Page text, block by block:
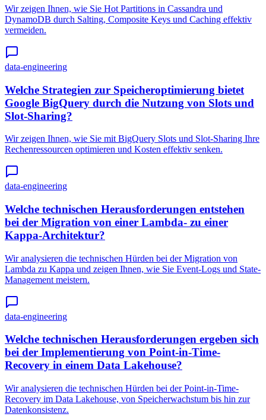
Wir zeigen Ihnen, wie Sie Hot Partitions in Cassandra und
DynamoDB durch Salting, Composite Keys und Caching effektiv
vermeiden.
data-engineering
Welche Strategien zur Speicheroptimierung bietet
Google BigQuery durch die Nutzung von Slots und
Slot-Sharing?
Wir zeigen Ihnen, wie Sie mit BigQuery Slots und Slot-Sharing Ihre
Rechenressourcen optimieren und Kosten effektiv senken.
data-engineering
Welche technischen Herausforderungen entstehen
bei der Migration von einer Lambda- zu einer
Kappa-Architektur?
Wir analysieren die technischen Hürden bei der Migration von
Lambda zu Kappa und zeigen Ihnen, wie Sie Event-Logs und State-
Management meistern.
data-engineering
Welche technischen Herausforderungen ergeben sich
bei der Implementierung von Point-in-Time-
Recovery in einem Data Lakehouse?
Wir analysieren die technischen Hürden bei der Point-in-Time-
Recovery im Data Lakehouse, von Speicherwachstum bis hin zur
Datenkonsistenz.